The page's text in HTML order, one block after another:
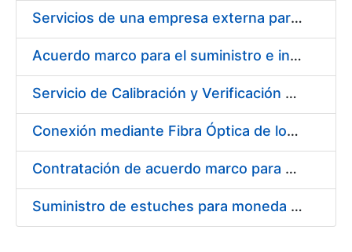
Servicios de una empresa externa para el asesoramiento y resolución de los recursos de alzada que se presentan relacionados con procesos de selección para la FNMT-RCM
Acuerdo marco para el suministro e instalación de persianas, estores y otros complementos
Servicio de Calibración y Verificación Externa de los Equipos de Medición del Servicio de Prevención de la FNMT-RCM
Conexión mediante Fibra Óptica de los Centros de Proceso de Datos (CPDs) de las sedes de la FNMT-RCM de Burgos y Madrid
Contratación de acuerdo marco para el Suministro de Material de Electricidad para la Fábrica Nacional de Moneda y Timbre-Real Casa de la Moneda en su centro de trabajo de Burgos
Suministro de estuches para moneda de 30 €